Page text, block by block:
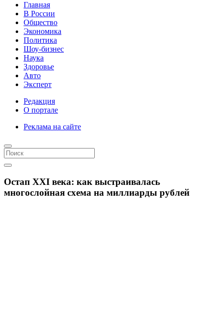
Главная
В России
Общество
Экономика
Политика
Шоу-бизнес
Наука
Здоровье
Авто
Эксперт
Редакция
О портале
Реклама на сайте
Остап XXI века: как выстраивалась
многослойная схема на миллиарды рублей